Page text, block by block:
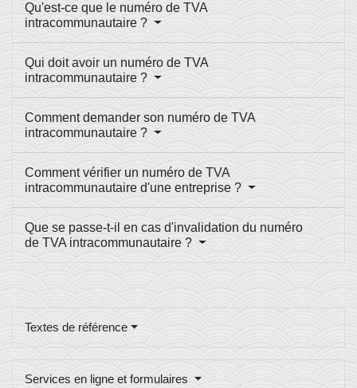
Qu'est-ce que le numéro de TVA
intracommunautaire ?
Qui doit avoir un numéro de TVA
intracommunautaire ?
Comment demander son numéro de TVA
intracommunautaire ?
Comment vérifier un numéro de TVA
intracommunautaire d'une entreprise ?
Que se passe-t-il en cas d'invalidation du numéro
de TVA intracommunautaire ?
Textes de référence
Services en ligne et formulaires